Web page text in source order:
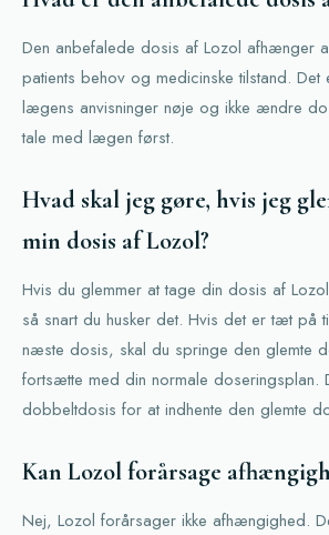
Den anbefalede dosis af Lozol afhænger
patients behov og medicinske tilstand.
lægens anvisninger nøje og ikke ændre
tale med lægen først.
Hvad skal jeg gøre, hvis jeg
min dosis af Lozol?
Hvis du glemmer at tage din dosis af
så snart du husker det. Hvis det er tæt på
næste dosis, skal du springe den glemte
fortsætte med din normale doseringsplan.
dobbeltdosis for at indhente den glemte
Kan Lozol forårsage
Nej, Lozol forårsager ikke afhængighed.